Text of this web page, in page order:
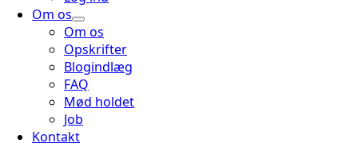
Om os
Om os
Opskrifter
Blogindlæg
FAQ
Mød holdet
Job
Kontakt